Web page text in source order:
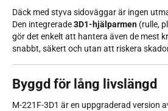
Däck med styva sidoväggar är ingen
Den integrerade3D1-hjälparmen (rulle,
gör det enkelt att hantera även de mest
snabbt, säkert och utan att riskera
Byggd för lång livslängd
M-221F-3D1 är en uppgraderad version